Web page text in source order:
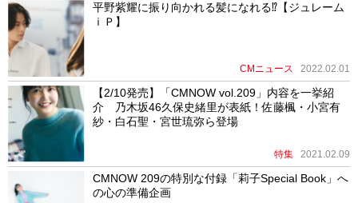
平野紫耀に振り向かれる髪になれる⁉【ジュレーム
ｉＰ】
CMニュース 2022.02.01
【2/10発売】「CMNOW vol.209」内容を一挙紹
介 乃木坂46久保史緒里が表紙！佐藤楓・小宮有
紗・白石聖・宮世琉弥ら登場
特集 2021.02.09
CMNOW 209の特別な付録「莉子Special Book」へ
の心の準備企画